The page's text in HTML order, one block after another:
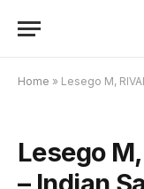
Home » Lesego M,
Lesego